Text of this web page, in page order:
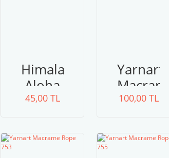
Himalaya
Aloha
12
45,00 TL
Yarnart
Macrame
Rope
100,00 TL